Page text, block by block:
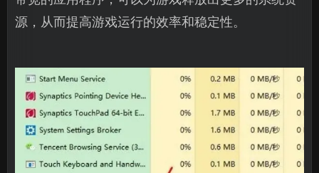
源，从而提高游戏运行的效率和稳定性。